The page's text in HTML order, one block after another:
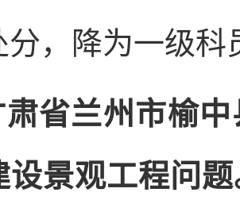
分，降为一级科
省兰州市榆中
设景观工程问